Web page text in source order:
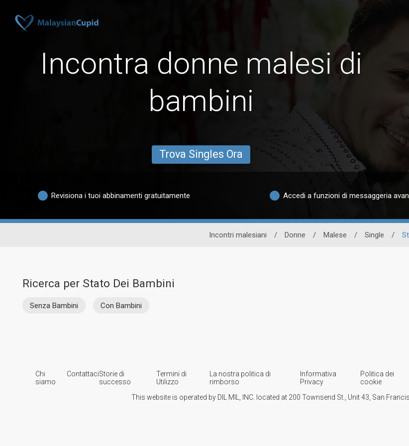
Incontra donne malesi di
bambini
Trova Singles Ora
Revisiona i tuoi abbinamenti gratuitamente Accedi a funzioni di messaggeria
Incontri malesiani / Donne / Malese / Single /
Ricerca per Stato Dei Bambini
Senza Bambini Con Bambini
Chi
siamo
ContattaciStorie di
successo
Termini di
Utilizzo
La nostra politica di
rimborso
Informativa
Privacy
Politica dei
cookie
This website is operated by DIL MIL, INC. located at 200 Townsend St., Unit 43, San